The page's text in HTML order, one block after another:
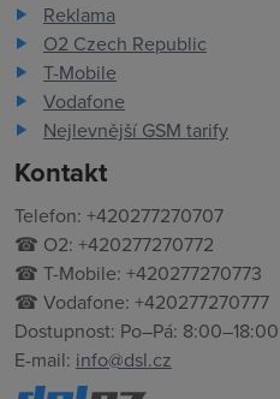
Reklama
O2 Czech Republic
T-Mobile
Vodafone
Nejlevnější GSM tarify
Kontakt
Telefon: +420277270707
☎ O2: +420277270772
☎ T-Mobile: +420277270773
☎ Vodafone: +420277270777
Dostupnost: Po–Pá: 8:00–18:00
E-mail: info@dsl.cz